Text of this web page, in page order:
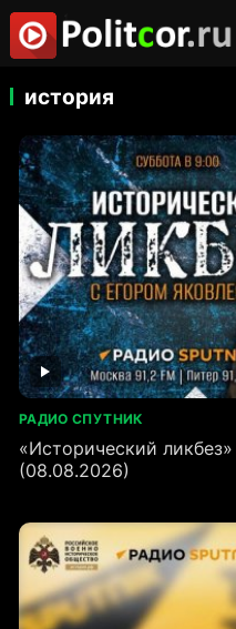
история
РАДИО СПУТНИК
«Исторический
(08.08.2026)